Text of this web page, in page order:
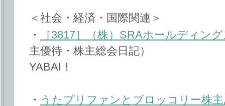
＜社会・経済・国際関連＞
・
［3817］（株）SRAホールディン
主優待・株主総会日記）
YABAI！
・ うたプリファンとブロッコリー株